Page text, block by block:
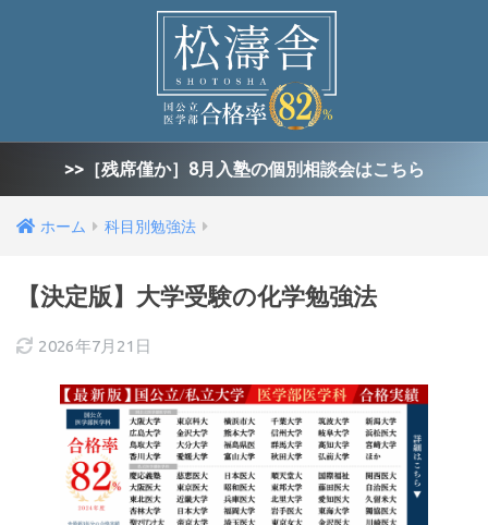
>>［残席僅か］8月入塾の個別相談会はこちら
ホーム 科目別勉強法
【決定版】大学受験の化学勉強法
2026年7月21日